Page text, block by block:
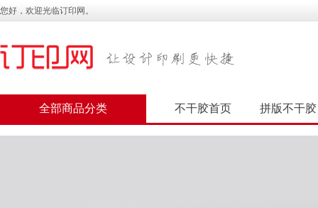
您好，欢迎光临订印网。
全部商品分类 不干胶首页 拼版不干胶